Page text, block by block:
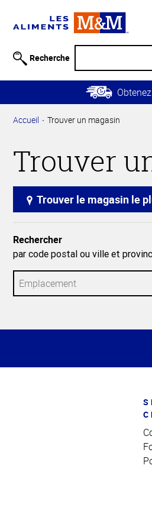
relative à
Passer
contenu
Retour à
principale
Recherche
Obtenez
Accueil Trouver un magasin
Trouver
Trouver le magasin le
Rechercher
par code postal ou ville et
de la